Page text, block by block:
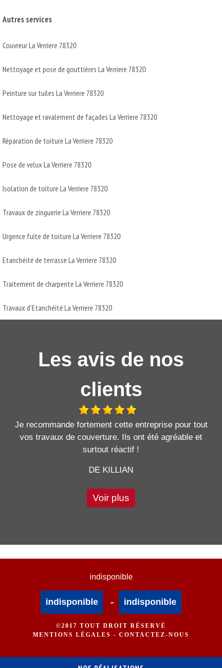
Autres services
Couvreur La Verriere 78320
Nettoyage et pose de gouttières La Verriere 78320
Peinture sur tuiles La Verriere 78320
Nettoyage et ravalement de façades La Verriere 78320
Réparation de toiture La Verriere 78320
Pose de velux La Verriere 78320
Isolation de toiture La Verriere 78320
Travaux de zinguerie La Verriere 78320
Urgence fuite de toiture La Verriere 78320
Etanchéité de terrasse La Verriere 78320
Traitement de charpente La Verriere 78320
Travaux d'Etanchéité La Verriere 78320
Les avis de nos
clients
Je recommande fortement cette entreprise pour tout
vos travaux de couverture. Ils ont été agréable et
surtout réactif !
DE KILLIAN
Voir plus
indisponible
indisponible - indisponible
©2017 TOUT DROIT RÉSERVÉ
MENTIONS LÉGALES - CONTACTEZ-NOUS